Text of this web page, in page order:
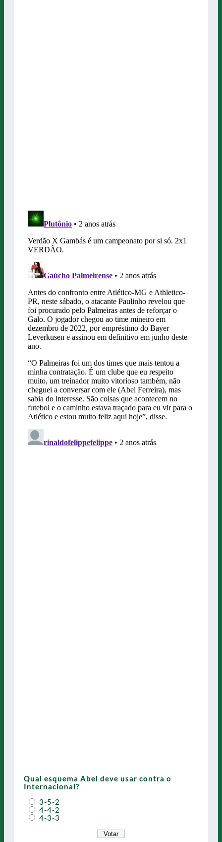
Qual esquema Abel deve usar contra o
Internacional?
3-5-2
4-4-2
4-3-3